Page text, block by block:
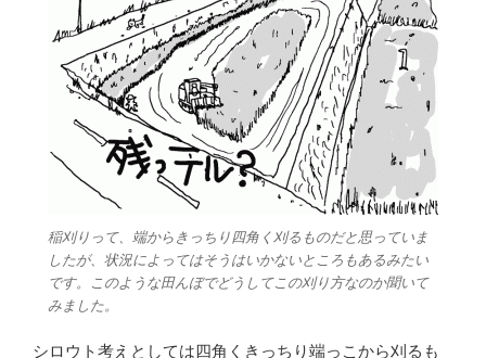
稲刈りって、端からきっちり四角く刈るものだと思っていま
したが、状況によってはそうはいかないところもあるみたい
です。このような田んぼでどうしてこの刈り方なのか聞いて
みました。
シロウト考えとしては四角くきっちり端っこから刈るも